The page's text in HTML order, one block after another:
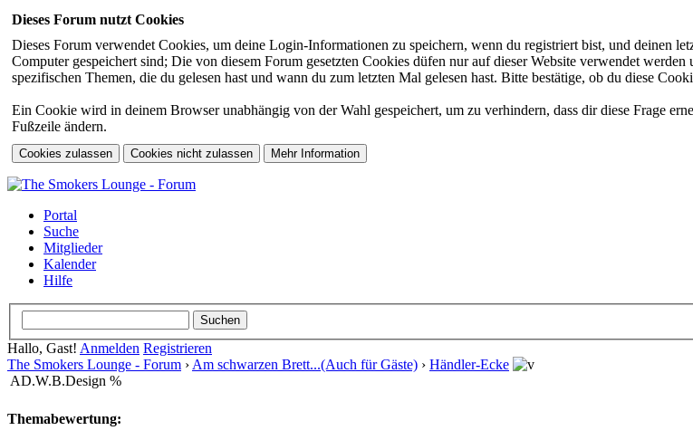
Dieses Forum nutzt Cookies
Dieses Forum verwendet Cookies, um deine Login-Informationen zu speichern, wenn du registriert bist, und deinen
Computer gespeichert sind; Die von diesem Forum gesetzten Cookies düfen nur auf dieser Website verwendet
spezifischen Themen, die du gelesen hast und wann du zum letzten Mal gelesen hast. Bitte bestätige, ob du diese
Ein Cookie wird in deinem Browser unabhängig von der Wahl gespeichert, um zu verhindern, dass dir diese Frage
Fußzeile ändern.
Portal
Suche
Mitglieder
Kalender
Hilfe
Hallo, Gast! Anmelden Registrieren
The Smokers Lounge - Forum › Am schwarzen Brett...(Auch für Gäste) › Händler-Ecke
AD.W.B.Design %
Themabewertung: